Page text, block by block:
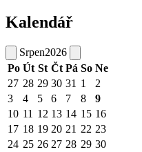
Kalendář
Srpen2026
Po Út St Čt Pá So Ne
27 28 29 30 31 1
2
3
4 5 6 7 8
9
10 11 12 13 14 15 16
17 18 19 20 21 22 23
24 25 26 27 28 29 30